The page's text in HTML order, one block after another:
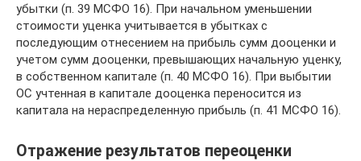
убытки (п. 39 МСФО 16). При начальном уменьшении
стоимости уценка учитывается в убытках с
последующим отнесением на прибыль сумм дооценки и
учетом сумм дооценки, превышающих начальную уценку,
в собственном капитале (п. 40 МСФО 16). При выбытии
ОС учтенная в капитале дооценка переносится из
капитала на нераспределенную прибыль (п. 41 МСФО 16).
Отражение результатов переоценки